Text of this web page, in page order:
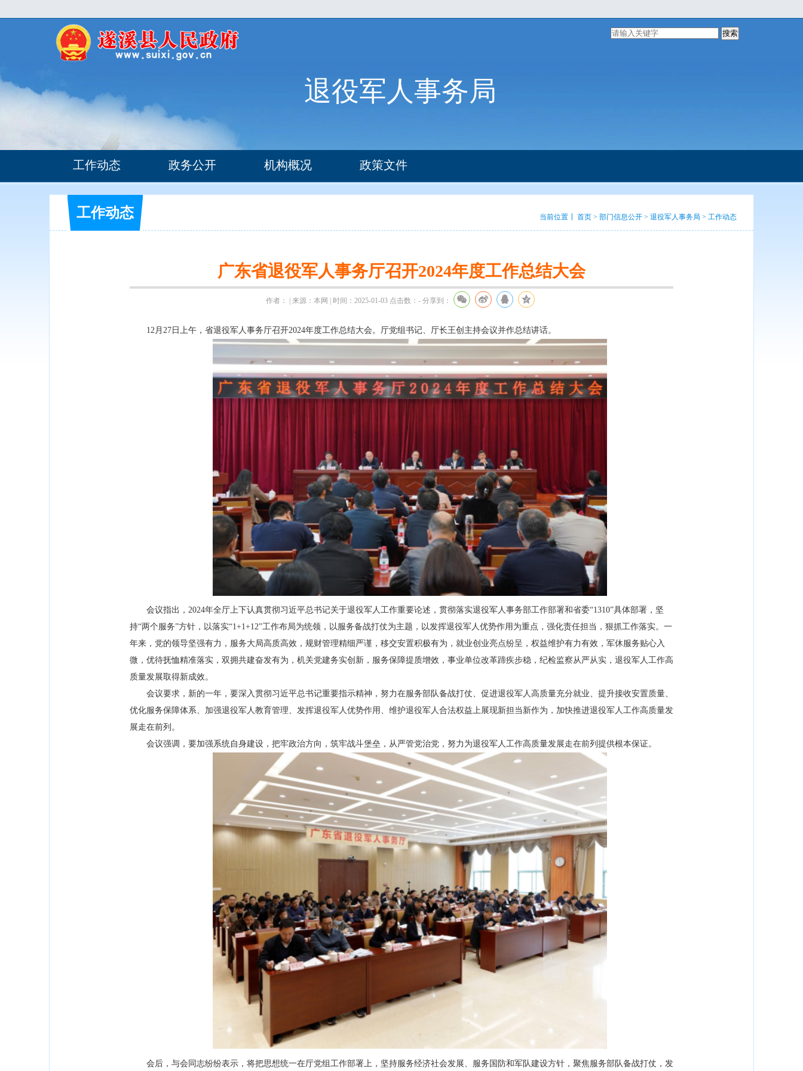
搜索
退役军人事务局
工作动态 政务公开 机构概况 政策文件
工作动态 当前位置┃ 首页 > 部门信息公开 > 退役军人事务局 > 工作动态
广东省退役军人事务厅召开2024年度工作总结大会
作者： | 来源：本网 | 时间：2025-01-03 点击数： - 分享到：
12月27日上午，省退役军人事务厅召开2024年度工作总结大会。厅党组书记、厅长王创主持会议并作总结讲话。
会议指出，2024年全厅上下认真贯彻习近平总书记关于退役军人工作重要论述，贯彻落实退役军人事务部工作部署和省委“1310”具体部署，坚
持“两个服务”方针，以落实“1+1+12”工作布局为统领，以服务备战打仗为主题，以发挥退役军人优势作用为重点，强化责任担当，狠抓工作落实。一
年来，党的领导坚强有力，服务大局高质高效，规财管理精细严谨，移交安置积极有为，就业创业亮点纷呈，权益维护有力有效，军休服务贴心入
微，优待抚恤精准落实，双拥共建奋发有为，机关党建务实创新，服务保障提质增效，事业单位改革蹄疾步稳，纪检监察从严从实，退役军人工作高
质量发展取得新成效。
会议要求，新的一年，要深入贯彻习近平总书记重要指示精神，努力在服务部队备战打仗、促进退役军人高质量充分就业、提升接收安置质量、
优化服务保障体系、加强退役军人教育管理、发挥退役军人优势作用、维护退役军人合法权益上展现新担当新作为，加快推进退役军人工作高质量发
展走在前列。
会议强调，要加强系统自身建设，把牢政治方向，筑牢战斗堡垒，从严管党治党，努力为退役军人工作高质量发展走在前列提供根本保证。
会后，与会同志纷纷表示，将把思想统一在厅党组工作部署上，坚持服务经济社会发展、服务国防和军队建设方针，聚焦服务部队备战打仗，发